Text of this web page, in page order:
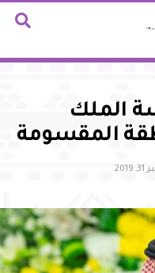
الملك
المقسومة